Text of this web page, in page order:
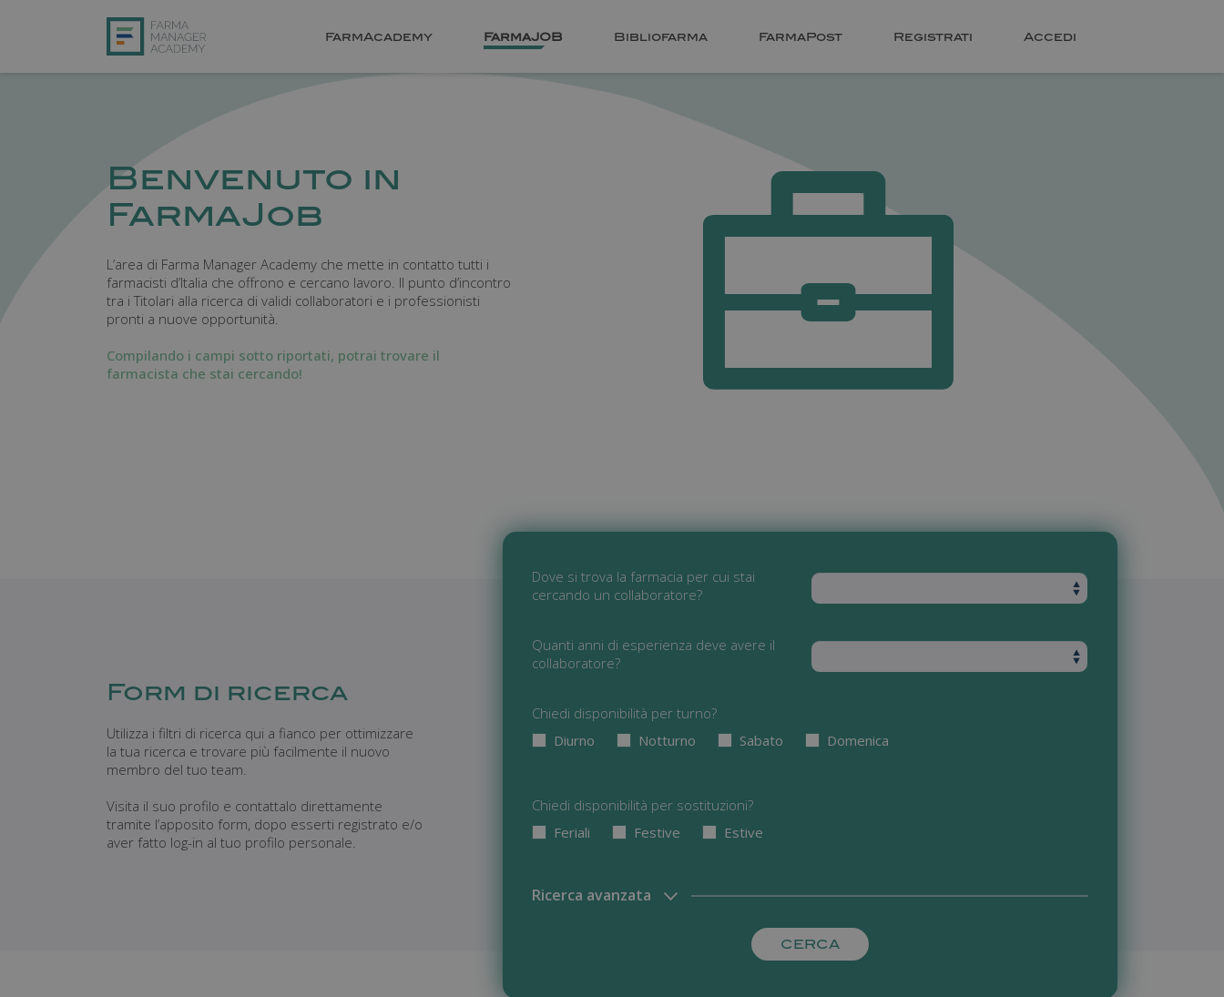
FarmAcademy FarmaJOB Bibliofarma FarmaPost Registrati Accedi
Benvenuto in
FarmaJob
L’area di Farma Manager Academy che mette in contatto tutti i
farmacisti d’Italia che offrono e cercano lavoro. Il punto d’incontro
tra i Titolari alla ricerca di validi collaboratori e i professionisti
pronti a nuove opportunità.
Compilando i campi sotto riportati, potrai trovare il
farmacista che stai cercando!
Form di ricerca
Utilizza i filtri di ricerca qui a fianco per ottimizzare
la tua ricerca e trovare più facilmente il nuovo
membro del tuo team.
Visita il suo profilo e contattalo direttamente
tramite l’apposito form, dopo esserti registrato e/o
aver fatto log-in al tuo profilo personale.
Dove si trova la farmacia per cui stai
cercando un collaboratore?
Quanti anni di esperienza deve avere il
collaboratore?
Chiedi disponibilità per turno?
Diurno
Notturno Sabato Domenica
Chiedi disponibilità per sostituzioni?
Feriali
Festive Estive
Ricerca avanzata